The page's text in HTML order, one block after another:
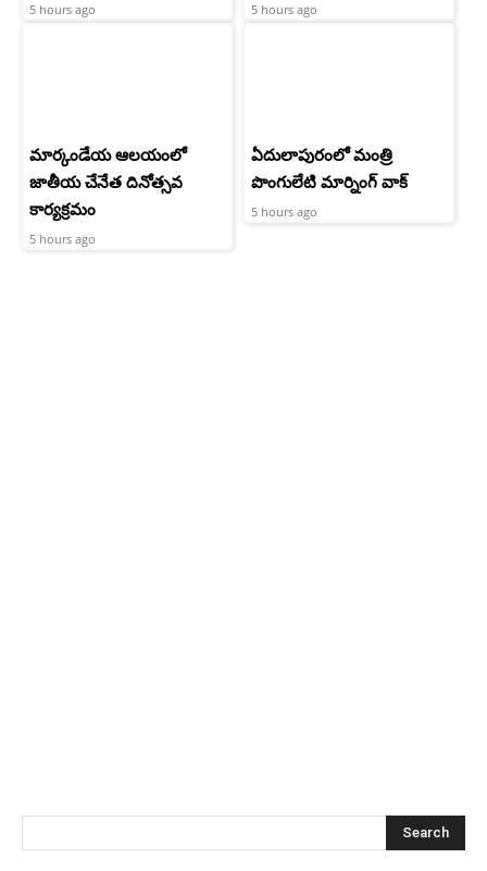
5 hours ago 5 hours ago
మార్కండేయ ఆలయంలో
జాతీయ చేనేత దినోత్సవ
కార్యక్రమం
5 hours ago
ఏదులాపురంలో మంత్రి
పొంగులేటి మార్నింగ్ వాక్
5 hours ago
Search